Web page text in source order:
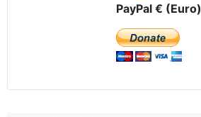
PayPal € (Euro)